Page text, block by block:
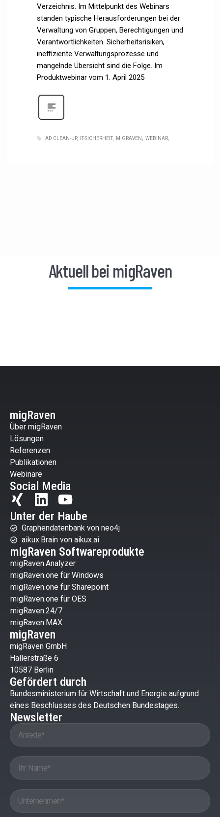
Verzeichnis. Im Mittelpunkt des Webinars
standen typische Herausforderungen bei der
Verwaltung von Gruppen, Berechtigungen und
Verantwortlichkeiten. Sicherheitsrisiken,
ineffiziente Verwaltungsprozesse und
mangelnde Übersicht sind die Folge. Im
Produktwebinar vom 1. April 2025
AD CLEAN-UP IT-SICHERHEIT MIGRAVEN WEBINAR
Aktuell bei migRaven
migRaven
Über migRaven
Lösungen
Referenzen
Publikationen
Webinare
Social Media
Unter der Haube
Graphendatenbank von neo4j
aikux.Brain von aikux.ai
migRaven Softwareprodukte
migRaven.Analyzer
migRaven.one für Windows
migRaven.one für Sharepoint
migRaven.one für OES
migRaven.24/7
migRaven.MAX
migRaven
migRaven GmbH
Hallerstraße 6
10587 Berlin
Gefördert durch
Bundesministerium für Wirtschaft und Energie aufgrund
eines Beschlusses des Deutschen Bundestages.
Newsletter